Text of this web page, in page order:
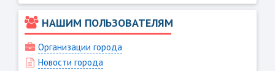
НАШИМ ПОЛЬЗОВАТЕЛЯМ
Организации города
Новости города